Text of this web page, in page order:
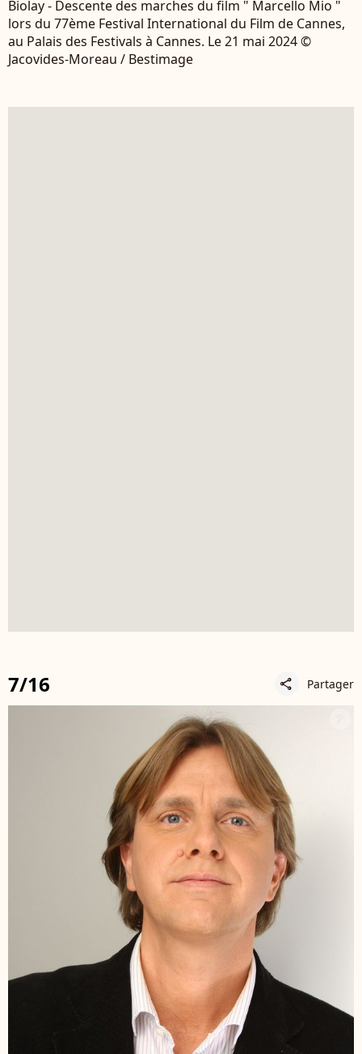
Biolay - Descente des marches du film " Marcello Mio "
lors du 77ème Festival International du Film de Cannes,
au Palais des Festivals à Cannes. Le 21 mai 2024 ©
Jacovides-Moreau / Bestimage
7/16 share Partager